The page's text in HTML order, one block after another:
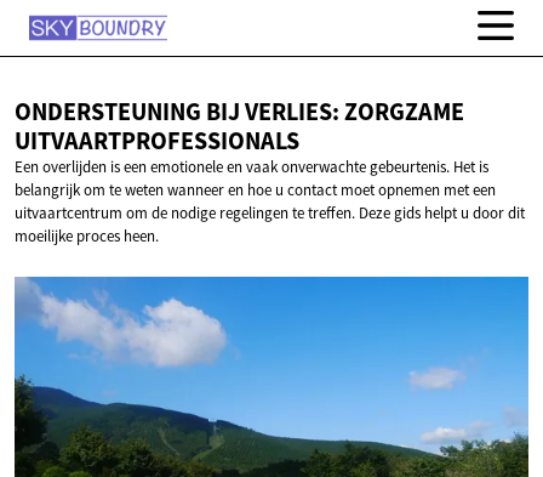
ONDERSTEUNING BIJ VERLIES:ZORGZAME
UITVAARTPROFESSIONALS
Een overlijden is een emotionele en vaak onverwachte gebeurtenis. Het is
belangrijk om te weten wanneer en hoe u contact moet opnemen met een
uitvaartcentrum om de nodige regelingen te treffen. Deze gids helpt u door dit
moeilijke proces heen.